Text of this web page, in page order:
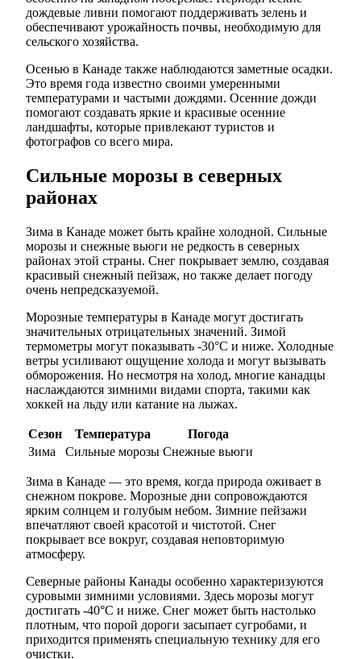
дождевые ливни помогают поддерживать зелень и
обеспечивают урожайность почвы, необходимую для
сельского хозяйства.
Осенью в Канаде также наблюдаются заметные осадки.
Это время года известно своими умеренными
температурами и частыми дождями. Осенние дожди
помогают создавать яркие и красивые осенние
ландшафты, которые привлекают туристов и
фотографов со всего мира.
Сильные морозы в северных
районах
Зима в Канаде может быть крайне холодной. Сильные
морозы и снежные вьюги не редкость в северных
районах этой страны. Снег покрывает землю, создавая
красивый снежный пейзаж, но также делает погоду
очень непредсказуемой.
Морозные температуры в Канаде могут достигать
значительных отрицательных значений. Зимой
термометры могут показывать -30°C и ниже. Холодные
ветры усиливают ощущение холода и могут вызывать
обморожения. Но несмотря на холод, многие канадцы
наслаждаются зимними видами спорта, такими как
хоккей на льду или катание на лыжах.
Сезон Температура
Погода
Зима
Сильные морозы Снежные вьюги
Зима в Канаде — это время, когда природа оживает в
снежном покрове. Морозные дни сопровождаются
ярким солнцем и голубым небом. Зимние пейзажи
впечатляют своей красотой и чистотой. Снег
покрывает все вокруг, создавая неповторимую
атмосферу.
Северные районы Канады особенно характеризуются
суровыми зимними условиями. Здесь морозы могут
достигать -40°C и ниже. Снег может быть настолько
плотным, что порой дороги засыпает сугробами, и
приходится применять специальную технику для его
очистки.